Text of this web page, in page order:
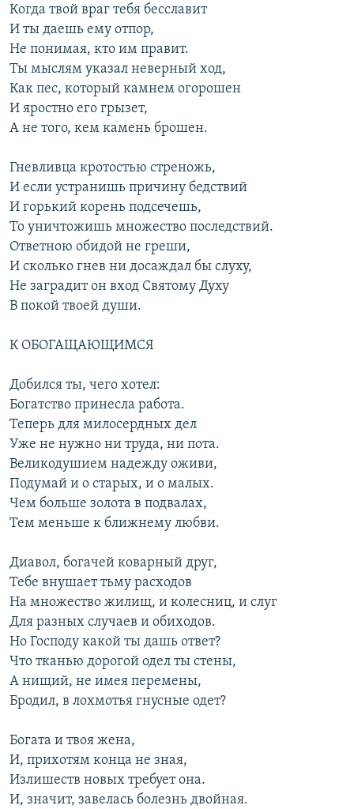
Когда твой враг тебя бесславит
И ты даешь ему отпор,
Не понимая, кто им правит.
Ты мыслям указал неверный ход,
Как пес, который камнем огорошен
И яростно его грызет,
А не того, кем камень брошен.
Гневливца кротостью стреножь,
И если устранишь причину бедствий
И горький корень подсечешь,
То уничтожишь множество последствий.
Ответною обидой не греши,
И сколько гнев ни досаждал бы слуху,
Не заградит он вход Святому Духу
В покой твоей души.
К ОБОГАЩАЮЩИМСЯ
Добился ты, чего хотел:
Богатство принесла работа.
Теперь для милосердных дел
Уже не нужно ни труда, ни пота.
Великодушием надежду оживи,
Подумай и о старых, и о малых.
Чем больше золота в подвалах,
Тем меньше к ближнему любви.
Диавол, богачей коварный друг,
Тебе внушает тьму расходов
На множество жилищ, и колесниц, и слуг
Для разных случаев и обиходов.
Но Господу какой ты дашь ответ?
Что тканью дорогой одел ты стены,
А нищий, не имея перемены,
Бродил, в лохмотья гнусные одет?
Богата и твоя жена,
И, прихотям конца не зная,
Излишеств новых требует она.
И, значит, завелась болезнь двойная.